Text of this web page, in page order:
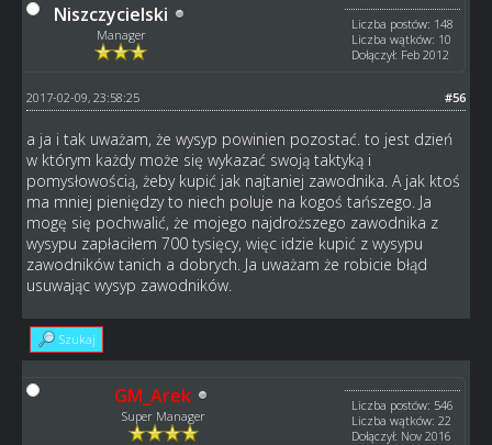
Niszczycielski
Manager
Liczba postów: 148
Liczba wątków: 10
Dołączył: Feb 2012
#56
2017-02-09, 23:58:25
a ja i tak uważam, że wysyp powinien pozostać. to jest dzień
w którym każdy może się wykazać swoją taktyką i
pomysłowością, żeby kupić jak najtaniej zawodnika. A jak ktoś
ma mniej pieniędzy to niech poluje na kogoś tańszego. Ja
mogę się pochwalić, że mojego najdroższego zawodnika z
wysypu zapłaciłem 700 tysięcy, więc idzie kupić z wysypu
zawodników tanich a dobrych. Ja uważam że robicie błąd
usuwając wysyp zawodników.
Szukaj
GM_Arek
Super Manager
Liczba postów: 546
Liczba wątków: 22
Dołączył: Nov 2016